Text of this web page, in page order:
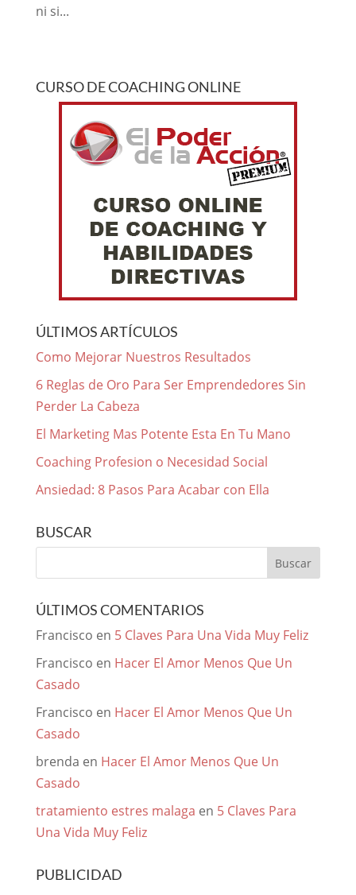
ni si...
CURSO DE COACHING ONLINE
ÚLTIMOS ARTÍCULOS
Como Mejorar Nuestros Resultados
6 Reglas de Oro Para Ser Emprendedores Sin
Perder La Cabeza
El Marketing Mas Potente Esta En Tu Mano
Coaching Profesion o Necesidad Social
Ansiedad: 8 Pasos Para Acabar con Ella
BUSCAR
ÚLTIMOS COMENTARIOS
Francisco en 5 Claves Para Una Vida Muy Feliz
Francisco en Hacer El Amor Menos Que Un
Casado
Francisco en Hacer El Amor Menos Que Un
Casado
brenda en Hacer El Amor Menos Que Un
Casado
tratamiento estres malaga en 5 Claves Para
Una Vida Muy Feliz
PUBLICIDAD